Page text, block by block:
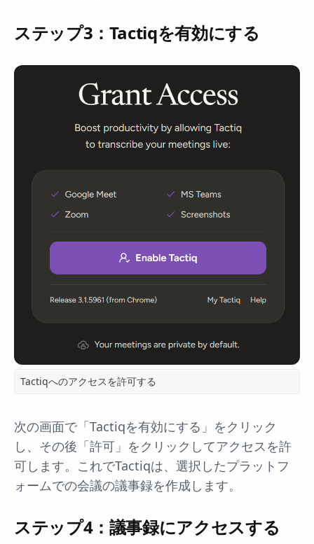
ステップ3：Tactiqを有効にする
Tactiqへのアクセスを許可する
次の画面で「Tactiqを有効にする」をクリック
し、その後「許可」をクリックしてアクセスを許
可します。これでTactiqは、選択したプラットフ
ォームでの会議の議事録を作成します。
ステップ4：議事録にアクセスする